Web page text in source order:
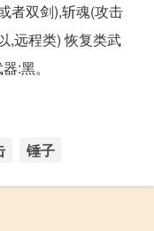
者双剑),斩魂(攻击
,远程类) 恢复类武
:黑。
锤子